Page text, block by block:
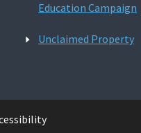
Education Campaign
Unclaimed Property